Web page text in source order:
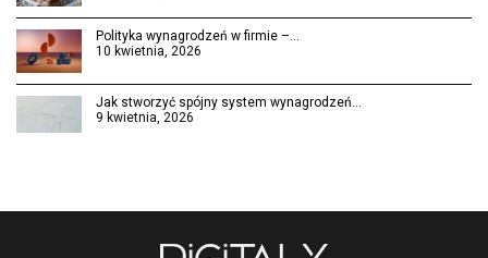
Polityka wynagrodzeń w firmie –…
10 kwietnia, 2026
Jak stworzyć spójny system wynagrodzeń…
9 kwietnia, 2026